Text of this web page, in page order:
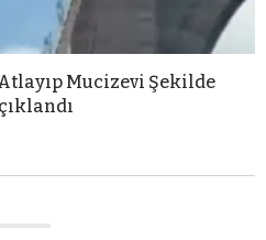
Mucizevi Şekilde